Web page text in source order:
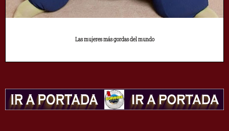
Las mujeres más gordas del mundo